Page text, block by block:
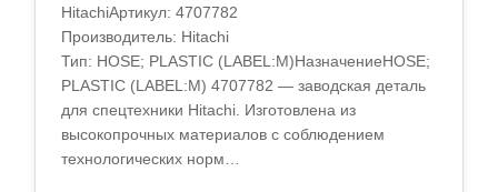
HitachiАртикул: 4707782
Производитель: Hitachi
Тип: HOSE; PLASTIC (LABEL:M)НазначениеHOSE;
PLASTIC (LABEL:M) 4707782 — заводская деталь
для спецтехники Hitachi. Изготовлена из
высокопрочных материалов с соблюдением
технологических норм